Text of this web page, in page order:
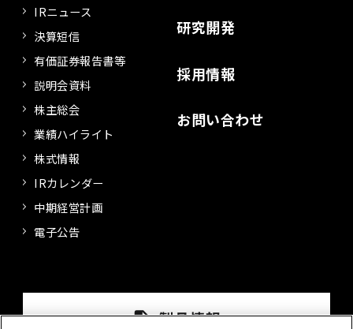
IRニュース
決算短信
有価証券報告書等
説明会資料
株主総会
業績ハイライト
株式情報
IRカレンダー
中期経営計画
電子公告
研究開発
採用情報
お問い合わせ